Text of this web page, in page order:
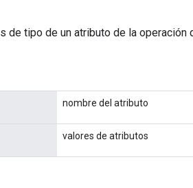
de tipo de un atributo de la operación
nombre del atributo
valores de atributos